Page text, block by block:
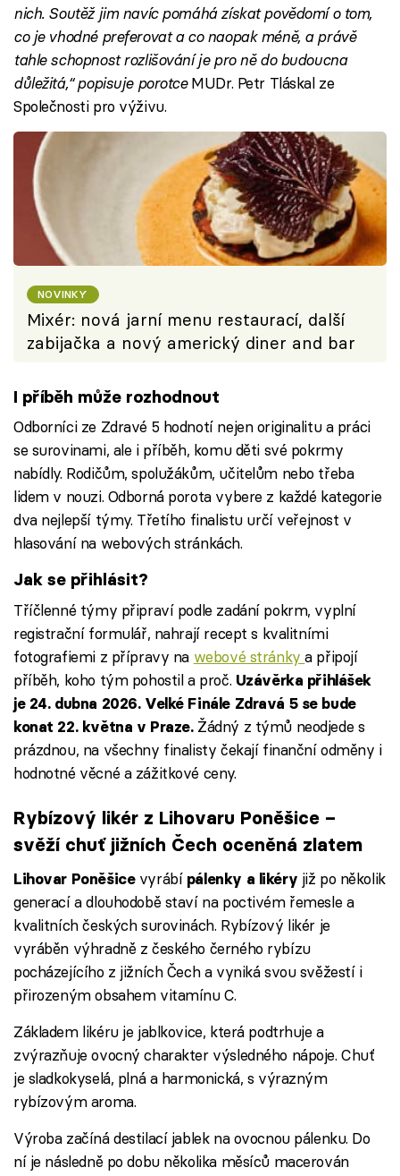
nich. Soutěž jim navíc pomáhá získat povědomí o tom,
co je vhodné preferovat a co naopak méně, a právě
tahle schopnost rozlišování je pro ně do budoucna
důležitá,“ popisuje porotceMUDr. Petr Tláskal ze
Společnosti pro výživu.
NOVINKY
Mixér: nová jarní menu restaurací, další
zabijačka a nový americký diner and bar
I příběh může rozhodnout
Odborníci ze Zdravé 5 hodnotí nejen originalitu a práci
se surovinami, ale i příběh, komu děti své pokrmy
nabídly. Rodičům, spolužákům, učitelům nebo třeba
lidem v nouzi. Odborná porota vybere z každé kategorie
dva nejlepší týmy. Třetího finalistu určí veřejnost v
hlasování na webových stránkách.
Jak se přihlásit?
Tříčlenné týmy připraví podle zadání pokrm, vyplní
registrační formulář, nahrají recept s kvalitními
fotografiemi z přípravy na webové stránkya připojí
příběh, koho tým pohostil a proč. Uzávěrka přihlášek
je 24. dubna 2026. Velké Finále Zdravá 5 se bude
konat 22. května v Praze. Žádný z týmů neodjede s
prázdnou, na všechny finalisty čekají finanční odměny i
hodnotné věcné a zážitkové ceny.
Rybízový likér z Lihovaru Poněšice –
svěží chuť jižních Čech oceněná zlatem
Lihovar Poněšicevyrábí pálenky a likéry již po několik
generací a dlouhodobě staví na poctivém řemesle a
kvalitních českých surovinách. Rybízový likér je
vyráběn výhradně z českého černého rybízu
pocházejícího z jižních Čech a vyniká svou svěžestí i
přirozeným obsahem vitamínu C.
Základem likéru je jablkovice, která podtrhuje a
zvýrazňuje ovocný charakter výsledného nápoje. Chuť
je sladkokyselá, plná a harmonická, s výrazným
rybízovým aroma.
Výroba začíná destilací jablek na ovocnou pálenku. Do
ní je následně po dobu několika měsíců macerován